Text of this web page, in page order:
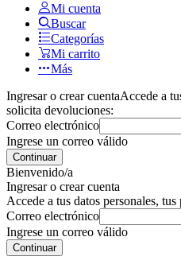
Mi cuenta
Buscar
Categorías
Mi carrito
Más
Ingresar o crear cuentaAccede a
solicita devoluciones:
Correo electrónico
Ingrese un correo válido
Continuar
Bienvenido/a
Ingresar o crear cuenta
Accede a tus datos personales,
Correo electrónico
Ingrese un correo válido
Continuar